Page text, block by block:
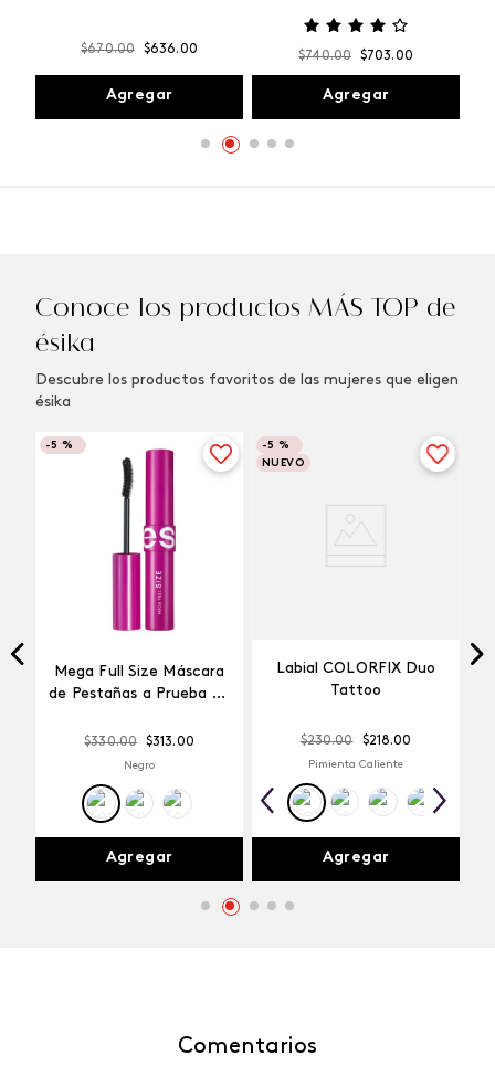
$670.00 $636.00
Agregar
$740.00 $703.00
Agregar
Conoce los productos MÁS TOP de
ésika
Descubre los productos favoritos de las mujeres que eligen
ésika
-5 %
Mega Full Size Máscara
de Pestañas a Prueba de
$330.00 $313.00
Negro
Agregar
-5 %
NUEVO
Labial COLORFIX Duo
Tattoo
$230.00 $218.00
Pimienta Caliente
Agregar
Comentarios